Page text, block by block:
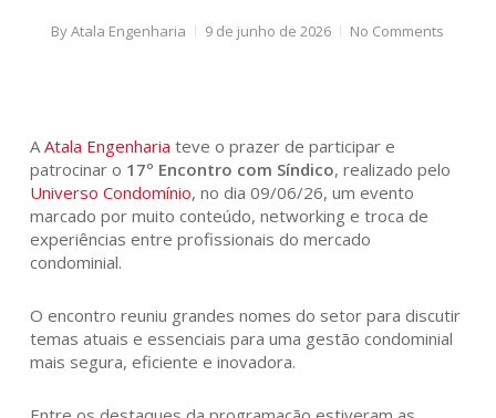
ByAtala Engenharia 9 de junho de 2026 No Comments
AAtala Engenharia teve o prazer de participar e
patrocinar o 17º Encontro com Síndico, realizado pelo
Universo Condomínio, no dia 09/06/26, um evento
marcado por muito conteúdo, networking e troca de
experiências entre profissionais do mercado
condominial.
O encontro reuniu grandes nomes do setor para discutir
temas atuais e essenciais para uma gestão condominial
mais segura, eficiente e inovadora.